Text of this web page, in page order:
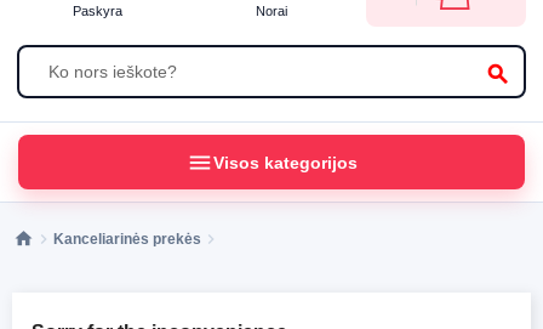
search
Paskyra Norai
menuVisos kategorijos
Kanceliarinės prekės